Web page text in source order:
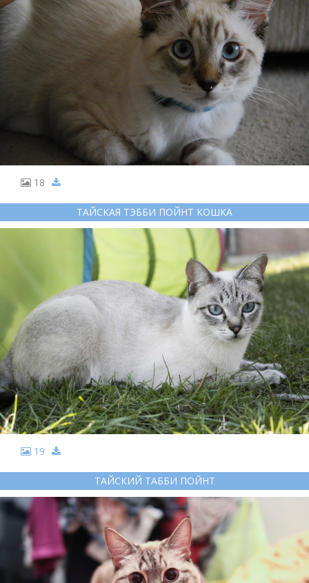
18
ТАЙСКАЯ ТЭББИ ПОЙНТ КОШКА
19
ТАЙСКИЙ ТАББИ ПОЙНТ